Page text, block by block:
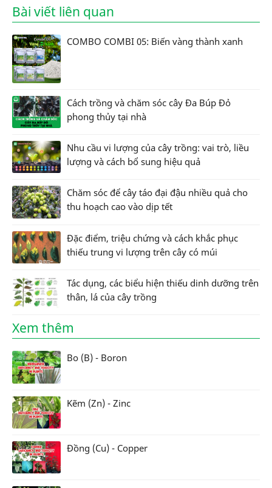
Bài viết liên quan
COMBO COMBI 05: Biến vàng thành xanh
Cách trồng và chăm sóc cây Đa Búp Đỏ
phong thủy tại nhà
Nhu cầu vi lượng của cây trồng: vai trò, liều
lượng và cách bổ sung hiệu quả
Chăm sóc để cây táo đại đậu nhiều quả cho
thu hoạch cao vào dịp tết
Đặc điểm, triệu chứng và cách khắc phục
thiếu trung vi lượng trên cây có múi
Tác dụng, các biểu hiện thiếu dinh dưỡng trên
thân, lá của cây trồng
Xem thêm
Bo (B) - Boron
Kẽm (Zn) - Zinc
Đồng (Cu) - Copper